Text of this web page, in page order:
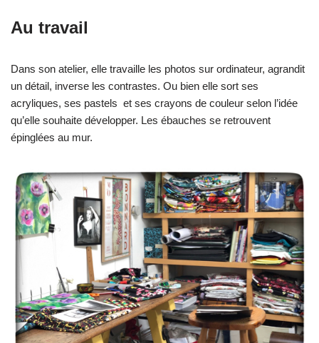
Au travail
Dans son atelier, elle travaille les photos sur ordinateur, agrandit
un détail, inverse les contrastes. Ou bien elle sort ses
acryliques, ses pastels et ses crayons de couleur selon l’idée
qu’elle souhaite développer. Les ébauches se retrouvent
épinglées au mur.